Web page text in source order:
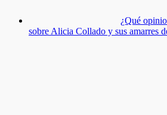
¿Qué
sobre Alicia Collado y sus amarres